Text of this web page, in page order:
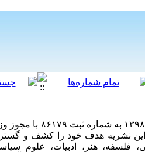
» در ۱۳۹۸/۱۰/
نمود. این نشریه هدف خود را
هنر، ادبیات، علوم